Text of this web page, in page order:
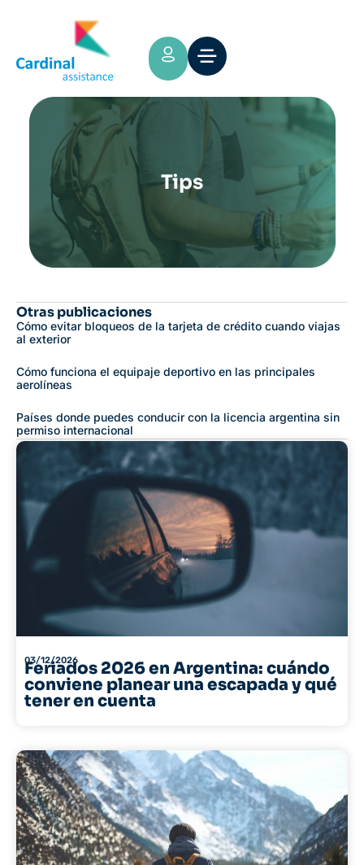
Tips
Otras publicaciones
Cómo evitar bloqueos de la tarjeta de crédito cuando viajas
al exterior
Cómo funciona el equipaje deportivo en las principales
aerolíneas
Países donde puedes conducir con la licencia argentina sin
permiso internacional
03/12/2026
Feriados 2026 en Argentina: cuándo
conviene planear una escapada y qué
tener en cuenta